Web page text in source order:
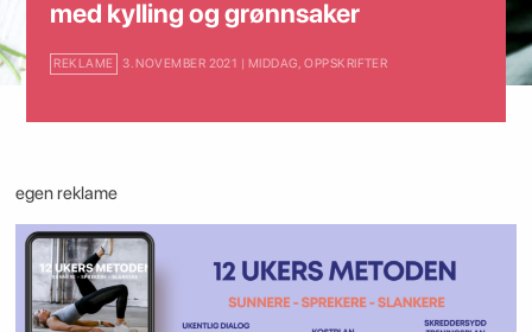
med kylling og grønnsaker
REKLAME 3. NOVEMBER 2021 | MIDDAG, OPPSKRIFTER
egen reklame